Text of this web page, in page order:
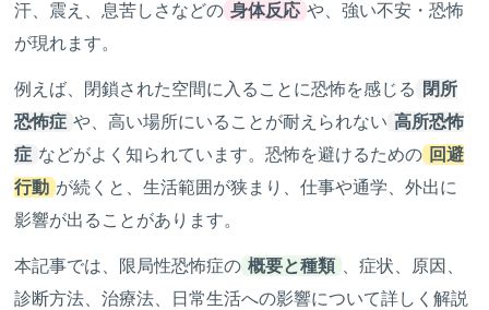
汗、震え、息苦しさなどの 身体反応 や、強い不安・恐怖
が現れます。
例えば、閉鎖された空間に入ることに恐怖を感じる 閉所
恐怖症 や、高い場所にいることが耐えられない 高所恐怖
症 などがよく知られています。恐怖を避けるための 回避
行動 が続くと、生活範囲が狭まり、仕事や通学、外出に
影響が出ることがあります。
本記事では、限局性恐怖症の 概要と種類
、症状、原因、
診断方法、治療法、日常生活への影響について詳しく解説